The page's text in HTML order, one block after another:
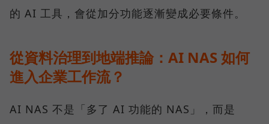
的 AI 工具，會從加分功能逐漸變成必要條件。
從資料治理到地端推論：AI NAS 如何
進入企業工作流？
AI NAS 不是「多了 AI 功能的 NAS」，而是